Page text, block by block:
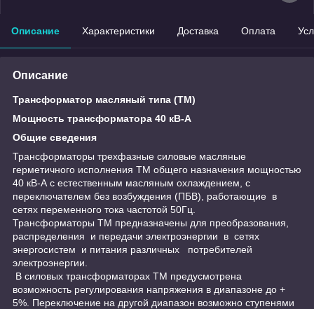
Описание Характеристики Доставка Оплата
Описание
Трансформатор масляный типа (ТМ)
Мощность трансформатора 40 кВ-А
Общие сведения
Трансформаторы трехфазные силовые масляные
герметичного исполнения ТМ общего назначения мощностью
40 кВ-А с естественным масляным охлаждением, с
переключателем без возбуждения (ПБВ), работающие в
сетях переменного тока частотой 50Гц.
Трансформаторы ТМ предназначены для преобразования,
распределения и передачи электроэнергии в сетях
энергосистем и питания различных потребителей
электроэнергии.
В силовых трансформаторах ТМ предусмотрена
возможность регулирования напряжения в диапазоне до +
5%. Переключение на другой диапазон возможно ступенями